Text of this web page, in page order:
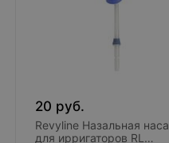
20 руб.
Revyline Назальная
для ирригаторов RL